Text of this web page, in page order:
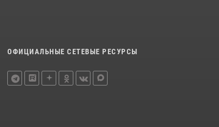
ОФИЦИАЛЬНЫЕ СЕТЕВЫЕ РЕСУРСЫ